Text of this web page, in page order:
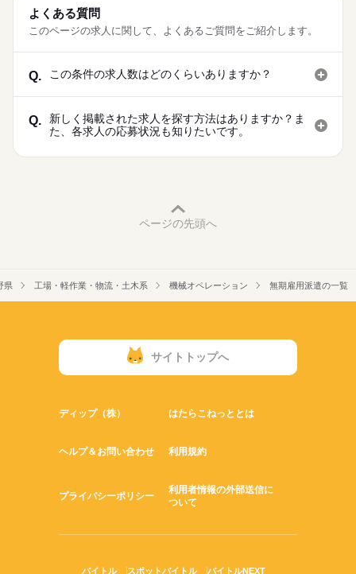
よくある質問
このページの求人に関して、よくあるご質問をご紹介します。
Q. この条件の求人数はどのくらいありますか？
Q.
新しく掲載された求人を探す方法はありますか？ま
た、各求人の応募状況も知りたいです。
ページの先頭へ
県 工場・軽作業・物流・土木系 機械オペレーション 無期雇用派遣の一覧
サイトトップへ
ディップ（株） はたらこねっととは
ヘルプ＆お問い合わせ 利用規約
プライバシーポリシー
利用者情報の外部送信に
ついて
バイトル スポットバイトル バイトルNEXT